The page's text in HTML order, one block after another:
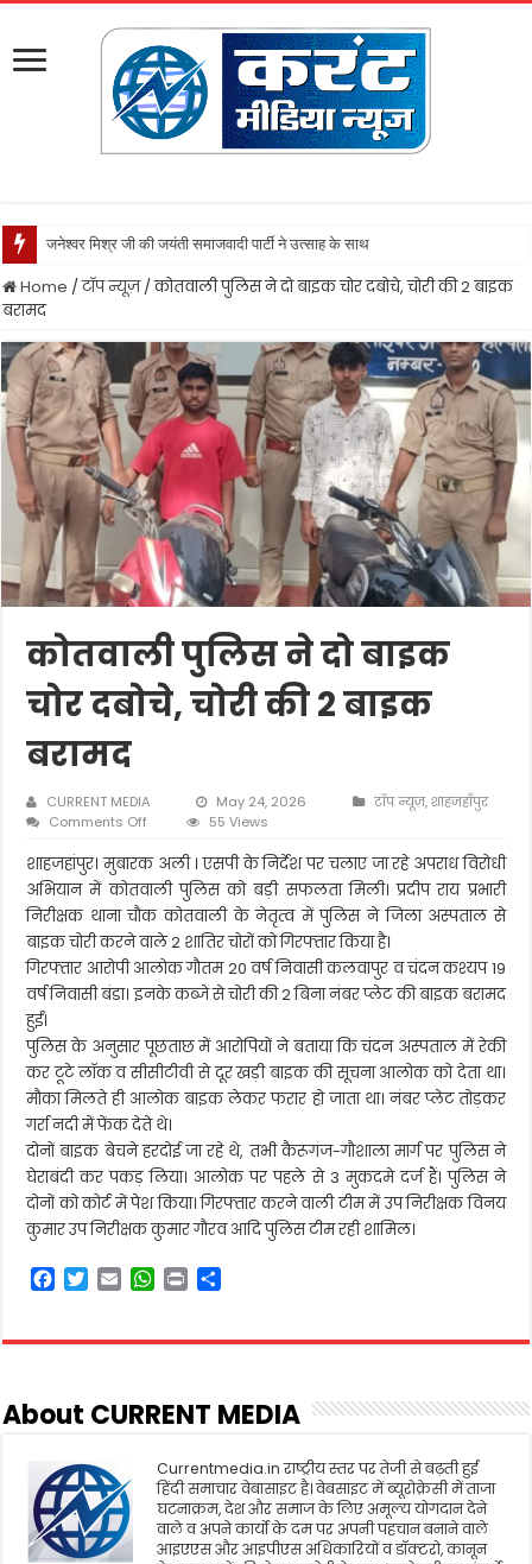
जनेश्वर मिश्र जी की जयंती समाजवादी पार्टी ने उत्साह के साथ मनायी
Home / टॉप न्यूज़/ कोतवाली पुलिस ने दो बाइक चोर दबोचे, चोरी की 2 बाइक
बरामद
कोतवाली पुलिस ने दो बाइक
चोर दबोचे, चोरी की 2 बाइक
बरामद
CURRENT MEDIA May 24, 2026 टॉप न्यूज़,शाहजहाँपुर
Comments Off
पुलिस
ने
दो
बाइक
चोर
दबोचे,
चोरी
की
बाइक
बरामद
55 Views
शाहजहांपुर। मुबारक अली । एसपी के निर्देश पर चलाए जा रहे अपराध विरोधी
अभियान में कोतवाली पुलिस को बड़ी सफलता मिली। प्रदीप राय प्रभारी
निरीक्षक थाना चौक कोतवाली के नेतृत्व में पुलिस ने जिला अस्पताल से
बाइक चोरी करने वाले 2 शातिर चोरों को गिरफ्तार किया है।
गिरफ्तार आरोपी आलोक गौतम 20 वर्ष निवासी कलवापुर व चंदन कश्यप 19
वर्ष निवासी बंडा। इनके कब्जे से चोरी की 2 बिना नंबर प्लेट की बाइक बरामद
हुईं।
पुलिस के अनुसार पूछताछ में आरोपियों ने बताया कि चंदन अस्पताल में रेकी
कर टूटे लॉक व सीसीटीवी से दूर खड़ी बाइक की सूचना आलोक को देता था।
मौका मिलते ही आलोक बाइक लेकर फरार हो जाता था। नंबर प्लेट तोड़कर
गर्रा नदी में फेंक देते थे।
दोनों बाइक बेचने हरदोई जा रहे थे, तभी कैरूगंज-गौशाला मार्ग पर पुलिस ने
घेराबंदी कर पकड़ लिया। आलोक पर पहले से 3 मुकदमे दर्ज हैं। पुलिस ने
दोनों को कोर्ट में पेश किया। गिरफ्तार करने वाली टीम में उप निरीक्षक विनय
कुमार उप निरीक्षक कुमार गौरव आदि पुलिस टीम रही शामिल।
F
e
o
T
t
r
E
i
W
t
p
P
n
r
About CURRENT MEDIA
Currentmedia.in राष्ट्रीय स्तर पर तेजी से बढ़ती हुई
हिंदी समाचार वेबासाइट है। वेबसाइट में ब्यूरोक्रेसी में ताजा
घटनाक्रम, देश और समाज के लिए अमूल्य योगदान देने
वाले व अपने कार्यो के दम पर अपनी पहचान बनाने वाले
आइएएस और आइपीएस अधिकारियों व डॉक्टरो, कानून